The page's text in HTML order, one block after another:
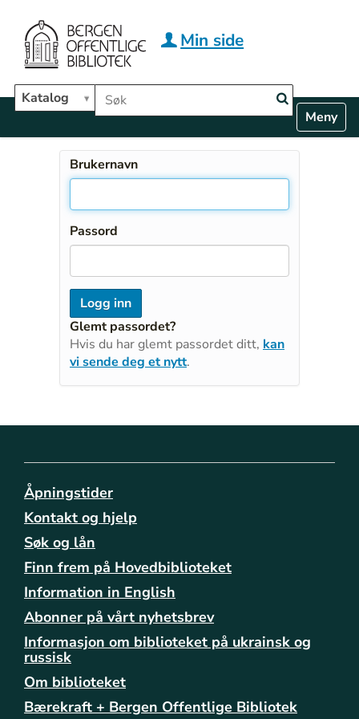
Hopp til hovedinnhold
Søk i biblioteket
Katalog
Min side
v
Toggle
Brukernavn
Passord
Glemt passordet?
Hvis du har glemt passordet ditt, kan
vi sende deg et nytt.
Åpningstider
Kontakt og hjelp
Søk og lån
Finn frem på Hovedbiblioteket
Information in English
Abonner på vårt nyhetsbrev
Informasjon om biblioteket på ukrainsk og
russisk
Om biblioteket
Bærekraft + Bergen Offentlige Bibliotek